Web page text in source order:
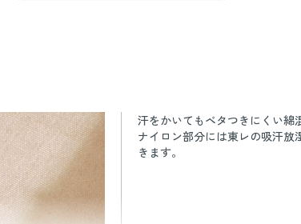
汗をかいてもベタつきにくい綿
ナイロン部分には東レの吸汗
きます。